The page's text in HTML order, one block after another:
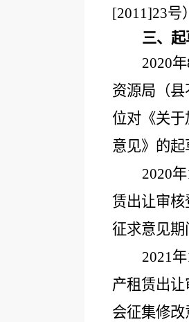
[2011]23号
三、
2020
资源局（
位对《关
意见》的起
2020
赁出让审
征求意见期
2021
产租赁出
会征集修改